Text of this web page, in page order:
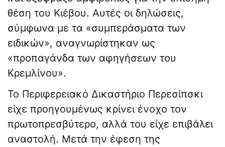
θέση του Κιέβου. Αυτές οι δηλώσεις,
σύμφωνα με τα «συμπεράσματα των
ειδικών», αναγνωρίστηκαν ως
«προπαγάνδα των αφηγήσεων του
Κρεμλίνου».
Το Περιφερειακό Δικαστήριο Περεσίπσκι
είχε προηγουμένως κρίνει ένοχο τον
πρωτοπρεσβύτερο, αλλά του είχε επιβάλει
αναστολή. Μετά την έφεση της